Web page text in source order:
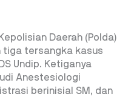
Daerah (Polda)
tiga tersangka kasus
Undip. Ketiganya
Anestesiologi
berinisial SM, dan